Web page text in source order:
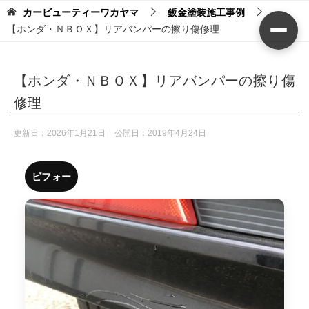
カービューティーワカヤマ
鈑金塗装施工事例
【ホンダ・ＮＢＯＸ】リアバンパーの擦り傷修理
【ホンダ・ＮＢＯＸ】リアバンパーの擦り傷
修理
更新日： 2026年1月21日 公開日： 2019年4月24日
ビフォー